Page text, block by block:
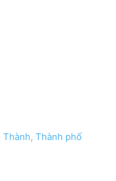
Thành, Thành phố